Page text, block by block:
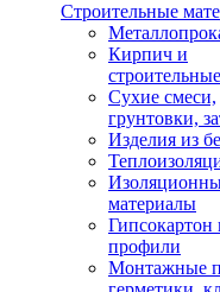
Строительные
Кирпич и
Сухие смеси,
грунтовки,
Изделия из
материалы
Гипсокартон
профили
Монтажные